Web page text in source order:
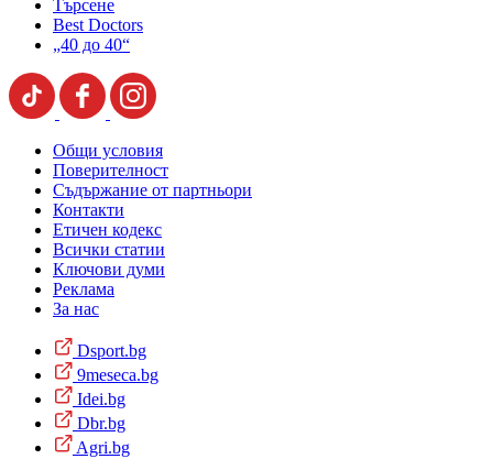
Търсене
Best Doctors
„40 до 40“
Общи условия
Поверителност
Съдържание от партньори
Контакти
Етичен кодекс
Всички статии
Ключови думи
Реклама
За нас
Dsport.bg
9meseca.bg
Idei.bg
Dbr.bg
Agri.bg